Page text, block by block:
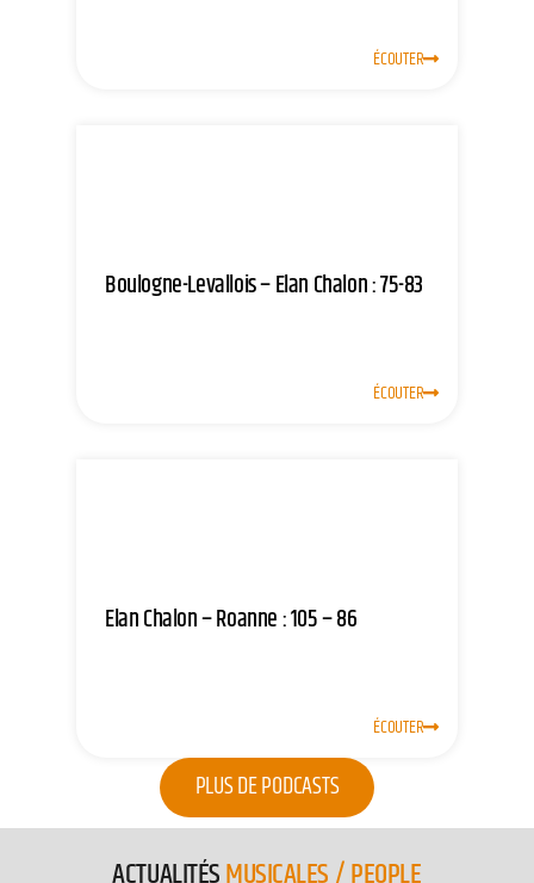
ÉCOUTER
Boulogne-Levallois – Elan Chalon : 75-83
ÉCOUTER
Elan Chalon – Roanne : 105 – 86
ÉCOUTER
PLUS DE PODCASTS